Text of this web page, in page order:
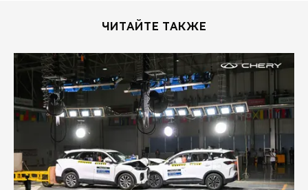
ЧИТАЙТЕ ТАКЖЕ